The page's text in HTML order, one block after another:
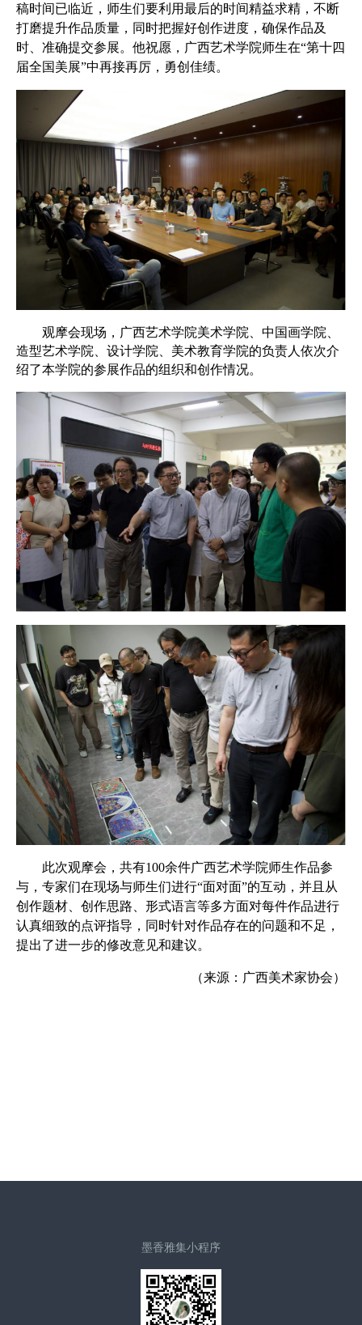
稿时间已临近，师生们要利用最后的时间精益求精，不断
打磨提升作品质量，同时把握好创作进度，确保作品及
时、准确提交参展。他祝愿，广西艺术学院师生在“第十四
届全国美展”中再接再厉，勇创佳绩。
观摩会现场，广西艺术学院美术学院、中国画学院、
造型艺术学院、设计学院、美术教育学院的负责人依次介
绍了本学院的参展作品的组织和创作情况。
此次观摩会，共有100余件广西艺术学院师生作品参
与，专家们在现场与师生们进行“面对面”的互动，并且从
创作题材、创作思路、形式语言等多方面对每件作品进行
认真细致的点评指导，同时针对作品存在的问题和不足，
提出了进一步的修改意见和建议。
（来源：广西美术家协会）
墨香雅集小程序